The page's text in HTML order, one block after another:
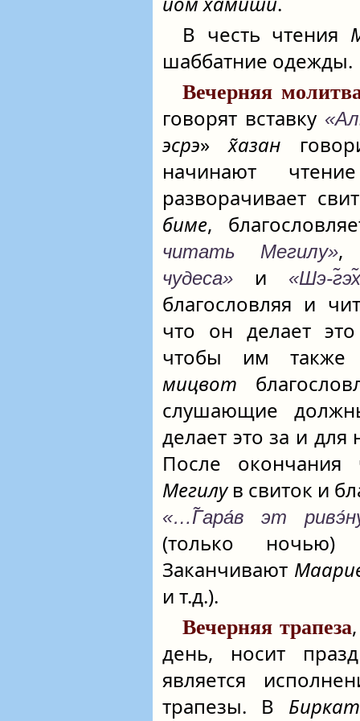
В честь чтения
шаббатние одежды.
Вечерняя
говорят вставку
эсрэ»х̃азан
начинают
разворачивает
биме,
читать Мегилу»
чудеса» и «Шэ-
благословляя и
что он делает
чтобы им также
мицвот
слушающие
делает это за и для
После
Мегилув свиток и
«…Г̃ара́в эт
(только
Заканчивают
и т.д.).
Вечерняя трапеза
день, носит
является
трапезы. В